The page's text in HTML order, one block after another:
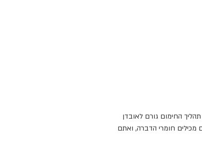
החימום גורם לאובדן
מכילים חומרי הדברה, ואתם